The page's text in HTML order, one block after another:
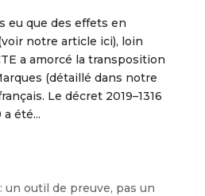
eu que des effets en
notre article ici), loin
a amorcé la transposition
(détaillé dans notre
Le décret 2019–1316
été...
un outil de preuve, pas un